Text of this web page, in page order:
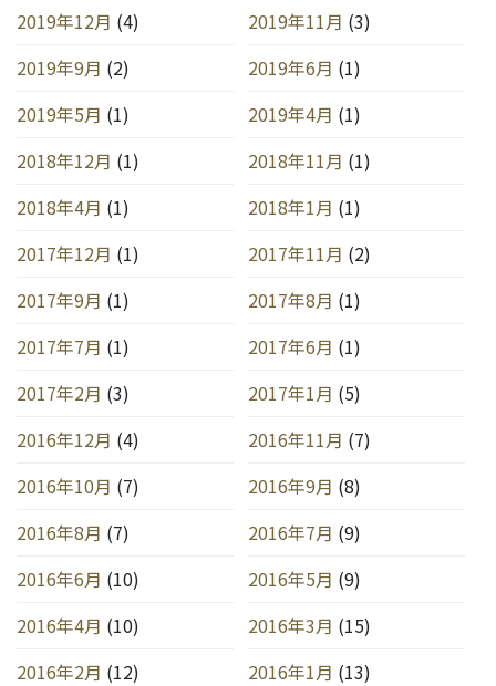
2019年12月 (4) 2019年11月 (3)
2019年9月 (2) 2019年6月 (1)
2019年5月 (1) 2019年4月 (1)
2018年12月 (1) 2018年11月 (1)
2018年4月 (1) 2018年1月 (1)
2017年12月 (1) 2017年11月 (2)
2017年9月 (1) 2017年8月 (1)
2017年7月 (1) 2017年6月 (1)
2017年2月 (3) 2017年1月 (5)
2016年12月 (4) 2016年11月 (7)
2016年10月 (7) 2016年9月 (8)
2016年8月 (7) 2016年7月 (9)
2016年6月 (10) 2016年5月 (9)
2016年4月 (10) 2016年3月 (15)
2016年2月 (12) 2016年1月 (13)